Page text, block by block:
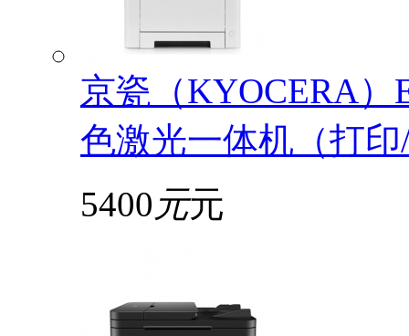
京瓷（KYOCERA）
色激光一体机（打
5400 元元